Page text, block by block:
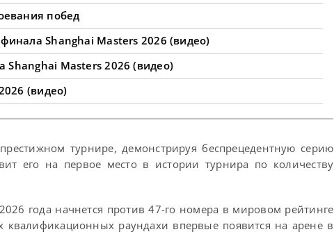
побед
Shanghai Masters 2026 (видео)
Shanghai Masters 2026 (видео)
(видео)
турнире, демонстрируя беспрецедентную серию
его на первое место в истории турнира по количеству
года начнется против 47-го номера в мировом рейтинге
раундахи впервые появится на арене в